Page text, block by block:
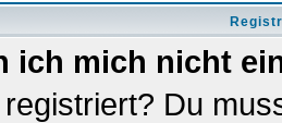
ich mich nicht
Du